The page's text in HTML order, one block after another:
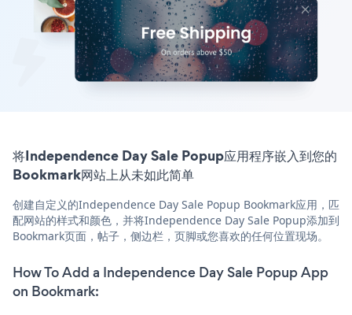
将Independence Day Sale Popup应用程序嵌入到您的
Bookmark网站上从未如此简单
创建自定义的Independence Day Sale Popup Bookmark应用，匹
配网站的样式和颜色，并将Independence Day Sale Popup添加到
Bookmark页面，帖子，侧边栏，页脚或您喜欢的任何位置现场。
How To Add a Independence Day Sale Popup App
on Bookmark: